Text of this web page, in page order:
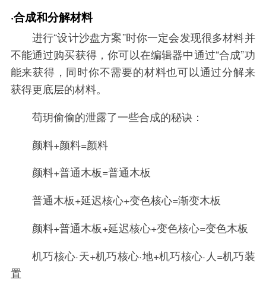
·合成和分解材料
进行“设计沙盘方案”时你一定会发现很多材料并
不能通过购买获得，你可以在编辑器中通过“合成”功
能来获得，同时你不需要的材料也可以通过分解来
获得更底层的材料。
苟玥偷偷的泄露了一些合成的秘诀：
颜料+颜料=颜料
颜料+普通木板=普通木板
普通木板+延迟核心+变色核心=渐变木板
颜料+普通木板+延迟核心+变色核心=变色木板
机巧核心·天+机巧核心·地+机巧核心·人=机巧装
置